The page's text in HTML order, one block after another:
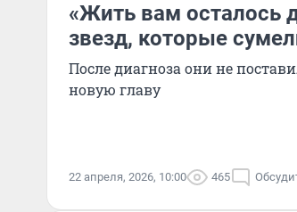
«Жить вам осталось
звезд, которые
После диагноза они не
новую главу
22 апреля, 2026, 10:00 465